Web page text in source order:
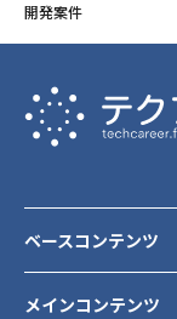
開発案件
メインコンテンツ
ベースコンテンツ